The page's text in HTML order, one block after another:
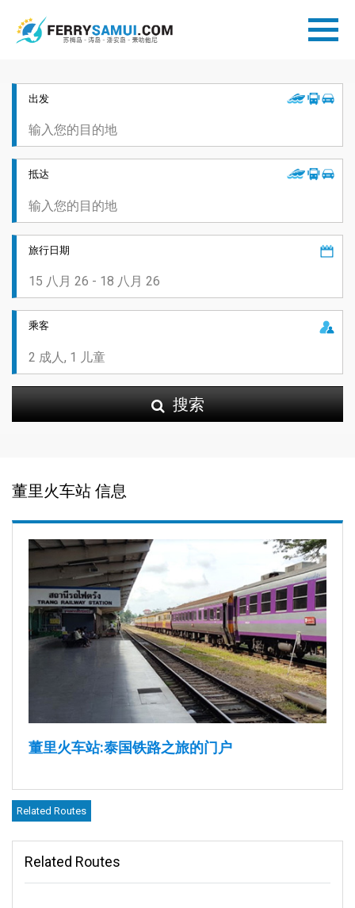
出发
抵达
旅行日期
乘客
搜索
董里火车站 信息
董里火车站:泰国铁路之旅的门户
分。它以其独特的法式建筑吸引着游客。泰国国家铁路公司负责
运营董里火车站。火车站位于董里府直辖县的中心地带塔皮昂。
设有售票处和售货亭,方便乘客在乘车前购买火车票和品尝当地美
食。
Related Routes
Related Routes